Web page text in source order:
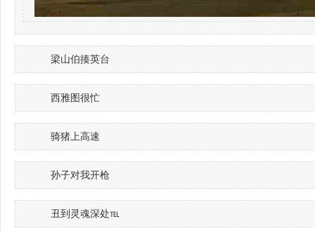
梁山伯揍英台
西雅图很忙
骑猪上高速
孙子对我开枪
丑到灵魂深处℡